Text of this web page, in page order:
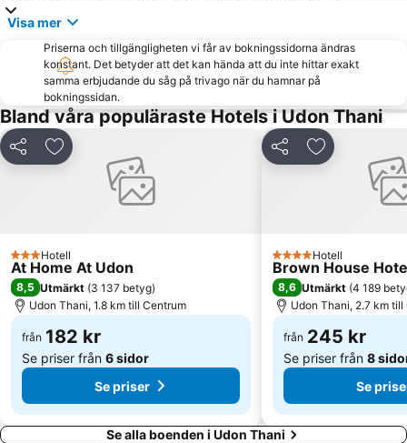
Visa mer
Priserna och tillgängligheten vi får av bokningssidorna ändras
konstant. Det betyder att det kan hända att du inte hittar exakt
samma erbjudande du såg på trivago när du hamnar på
bokningssidan.
Bland våra populäraste Hotels i Udon Thani
Dela Lägg till i Mina Favoriter
3 Stjärnor
Hotell
At Home At Udon
8,5 Utmärkt (3 137 betyg)
Udon Thani, 1.8 km till Centrum
från 182 kr
Se priser från 6 sidor
Se priser
Dela Lägg till i
4 Stjärnor
Hotell
Brown House
8,6 Utmärkt (4 189
Udon Thani, 2.7 km till
från 245 kr
Se priser från 8
Se
Se alla boenden i Udon Thani